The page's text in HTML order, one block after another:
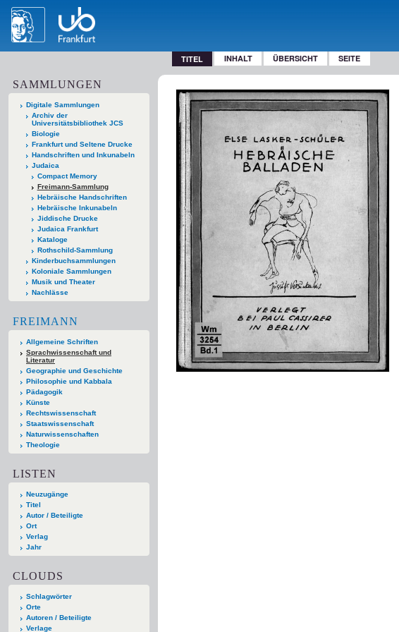
TITEL INHALT ÜBERSICHT SEITE
SAMMLUNGEN
Digitale Sammlungen
Archiv der
Universitätsbibliothek JCS
Biologie
Frankfurt und Seltene Drucke
Handschriften und Inkunabeln
Judaica
Compact Memory
Freimann-Sammlung
Hebräische Handschriften
Hebräische Inkunabeln
Jiddische Drucke
Judaica Frankfurt
Kataloge
Rothschild-Sammlung
Kinderbuchsammlungen
Koloniale Sammlungen
Musik und Theater
Nachlässe
FREIMANN
Allgemeine Schriften
Sprachwissenschaft und
Literatur
Geographie und Geschichte
Philosophie und Kabbala
Pädagogik
Künste
Rechtswissenschaft
Staatswissenschaft
Naturwissenschaften
Theologie
LISTEN
Neuzugänge
Titel
Autor / Beteiligte
Ort
Verlag
Jahr
CLOUDS
Schlagwörter
Orte
Autoren / Beteiligte
Verlage